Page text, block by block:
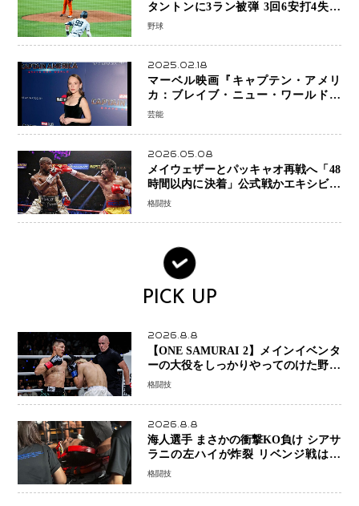
タントンに3ラン被弾 3回6安打4失点
で降板
野球
2025.02.18
マーベル映画『キャプテン・アメリ
カ：ブレイブ・ニュー・ワールド』
新ブラック・ウィドウ役のシラ・ハー
芸能
2026.05.08
メイウェザーとパッキャオ再戦へ「48
時間以内に決着」公式戦かエキシビシ
ョンか混迷続く
格闘技
PICK UP
2026.8.8
【ONE SAMURAI 2】メインイベンタ
ーの大役をしっかりやってのけた野杁
正明が衝撃のリベンジ！ リウ・メン
ーで完全決着
格闘技
2026.8.8
海人選手 まさかの衝撃KO負け シアサ
ラニの左ハイが炸裂 リベンジ戦は一
瞬で決着
格闘技